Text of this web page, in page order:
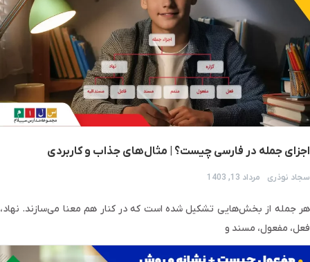
اجزای جمله در فارسی چیست؟ | مثال‌های جذاب و کاربردی
سجاد نوذری مرداد 13, 1403
هر جمله از بخش‌هایی تشکیل شده است که در کنار هم معنا می‌سازند. نهاد،
فعل، مفعول، مسند و